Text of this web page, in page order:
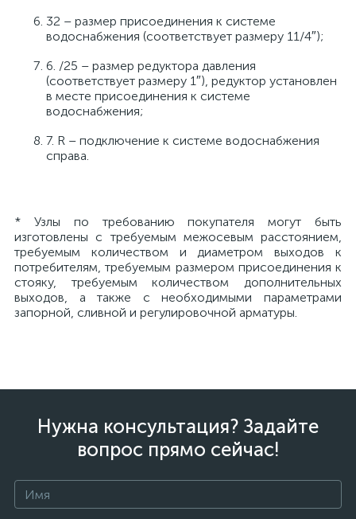
32 – размер присоединения к системе
водоснабжения (соответствует размеру 11/4″);
6. /25 – размер редуктора давления
(соответствует размеру 1″), редуктор установлен
в месте присоединения к системе
водоснабжения;
7. R – подключение к системе водоснабжения
справа.
* Узлы по требованию покупателя могут быть
изготовлены с требуемым межосевым расстоянием,
требуемым количеством и диаметром выходов к
потребителям, требуемым размером присоединения к
стояку, требуемым количеством дополнительных
выходов, а также с необходимыми параметрами
запорной, сливной и регулировочной арматуры.
Нужна консультация? Задайте
вопрос прямо сейчас!